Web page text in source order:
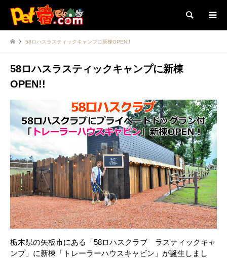
検索
58ロハスラスティックキャンプに新棟OPEN!!
58ロハスラスティックキャンプに新棟
OPEN!!
栃木県の矢板市にある「58ロハスクラブ ラスティックキャ
ンプ」に新棟「トレーラーハウスキャビン」が誕生しまし